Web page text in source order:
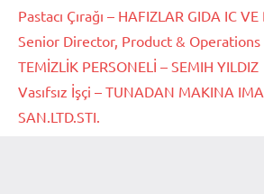
Pastacı Çırağı – HAFIZLAR GIDA IC VE
Senior Director, Product & Operations
TEMİZLİK PERSONELİ – SEMIH YILDIZ
Vasıfsız İşçi – TUNADAN MAKINA
SAN.LTD.STI.